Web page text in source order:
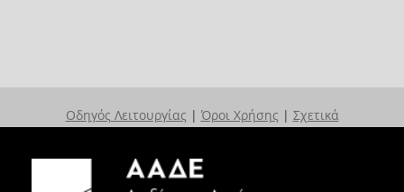
Οδηγός Λειτουργίας | Όροι Χρήσης | Σχετικά